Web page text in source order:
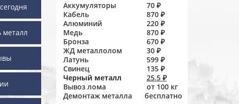
Аккумуляторы
70 ₽
Кабель
870 ₽
Алюминий
220 ₽
Медь
870 ₽
Бронза
670 ₽
ЖД металлолом
30 ₽
Латунь
599 ₽
Свинец
135 ₽
Черный металл
25.5 ₽
Вывоз лома
от 100 кг
Демонтаж металла
бесплатно
металл